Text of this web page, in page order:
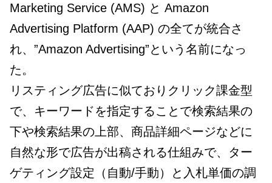
Marketing Service (AMS) と Amazon
Advertising Platform (AAP) の全てが統合さ
れ、”Amazon Advertising”という名前になっ
た。
リスティング広告に似ておりクリック課金型
で、キーワードを指定することで検索結果の
下や検索結果の上部、商品詳細ページなどに
自然な形で広告が出稿される仕組みで、ター
ゲティング設定（自動/手動）と入札単価の調